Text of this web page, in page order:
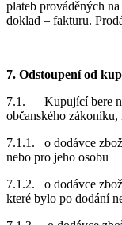
plateb prováděných
doklad – fakturu.
7. Odstoupení od
7.1. Kupující bere na
občanského
7.1.1. o dodávce
nebo pro jeho osobu
7.1.2. o dodávce
které bylo po dodání